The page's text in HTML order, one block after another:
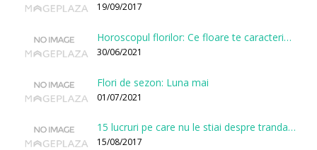
19/09/2017
Horoscopul florilor: Ce floare te caracterizeaza in functie de ziua nasterii?
30/06/2021
Flori de sezon: Luna mai
01/07/2021
15 lucruri pe care nu le stiai despre trandafiri
15/08/2017